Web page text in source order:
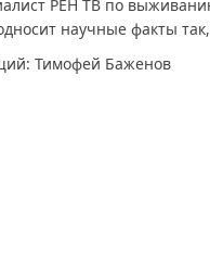
РЕН ТВ по
научные факты
Тимофей Баженов